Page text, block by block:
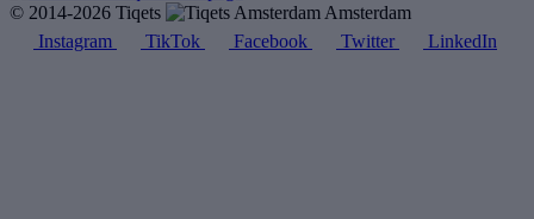
© 2014-2026 Tiqets
Amsterdam
Instagram
TikTok Facebook Twitter LinkedIn